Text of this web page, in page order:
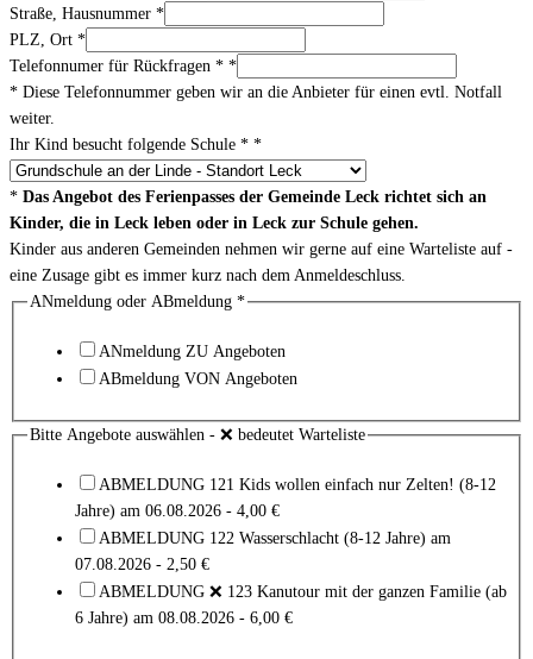
Straße, Hausnummer *
PLZ, Ort *
Telefonnumer für Rückfragen * *
* Diese Telefonnummer geben wir an die Anbieter für einen evtl. Notfall
weiter.
Ihr Kind besucht folgende Schule * *
* Das Angebot des Ferienpasses der Gemeinde Leck richtet sich an
Kinder, die in Leck leben oder in Leck zur Schule gehen.
Kinder aus anderen Gemeinden nehmen wir gerne auf eine Warteliste auf -
eine Zusage gibt es immer kurz nach dem Anmeldeschluss.
ANmeldung oder ABmeldung *
ANmeldung ZU Angeboten
ABmeldung VON Angeboten
Bitte Angebote auswählen - ❌ bedeutet Warteliste
ABMELDUNG 121 Kids wollen einfach nur Zelten! (8-12
Jahre) am 06.08.2026 - 4,00 €
ABMELDUNG 122 Wasserschlacht (8-12 Jahre) am
07.08.2026 - 2,50 €
ABMELDUNG ❌ 123 Kanutour mit der ganzen Familie (ab
6 Jahre) am 08.08.2026 - 6,00 €